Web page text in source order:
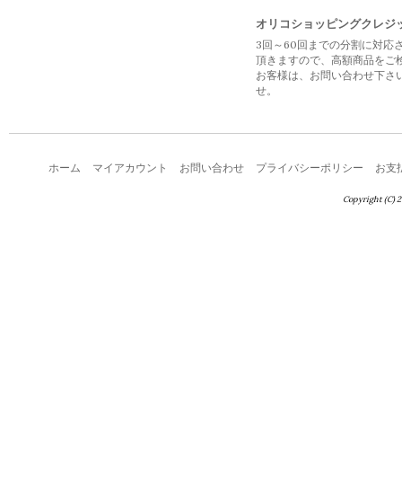
オリコショッピングクレジ
3回～60回までの分割に対応
頂きますので、高額商品をご
お客様は、お問い合わせ下さ
せ。
ホーム マイアカウント お問い合わせ プライバシーポリシー お支
Copyright (C)